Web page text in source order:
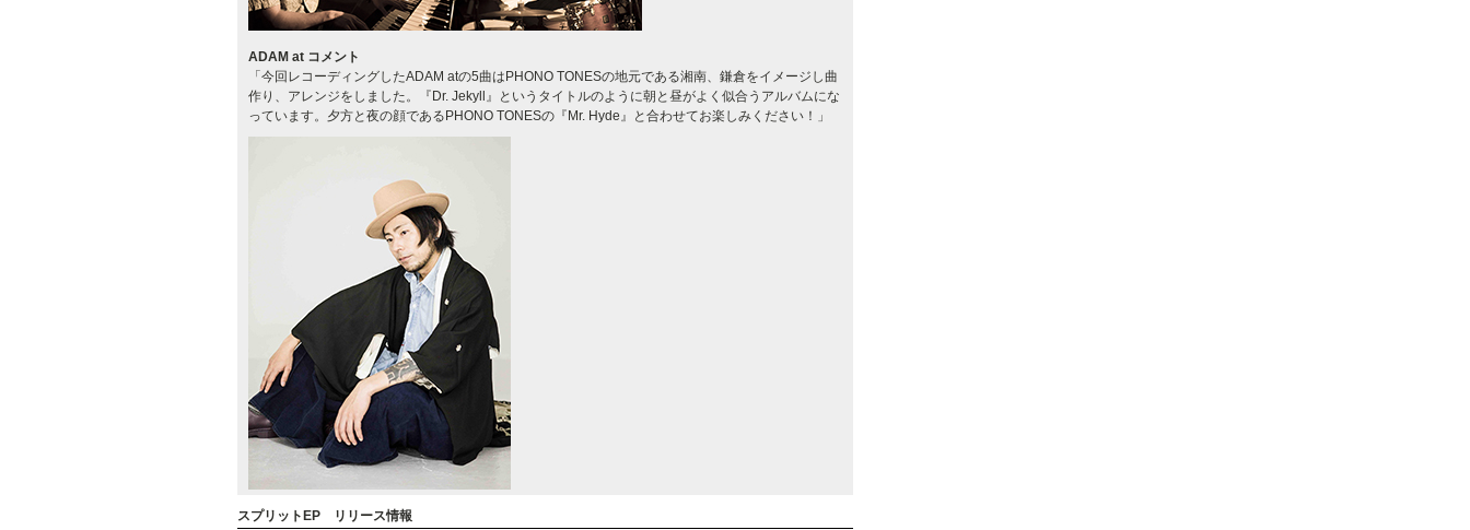
ADAM at コメント
「今回レコーディングしたADAM atの5曲はPHONO TONESの地元である湘南、鎌倉をイメージし曲
作り、アレンジをしました。『Dr. Jekyll』というタイトルのように朝と昼がよく似合うアルバムにな
っています。夕方と夜の顔であるPHONO TONESの『Mr. Hyde』と合わせてお楽しみください！」
スプリットEP リリース情報